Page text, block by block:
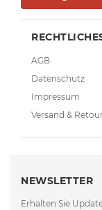
AGB
Datenschutz
Impressum
Versand &
NEWSLETTER
Erhalten Sie